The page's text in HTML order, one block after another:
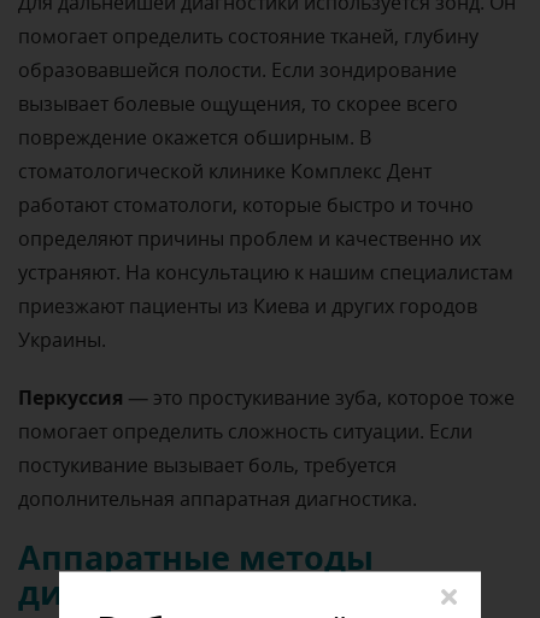
помогает определить состояние тканей, глубину
образовавшейся полости. Если зондирование
вызывает болевые ощущения, то скорее всего
повреждение окажется обширным. В
стоматологической клинике Комплекс Дент
работают стоматологи, которые быстро и точно
определяют причины проблем и качественно их
устраняют. На консультацию к нашим специалистам
приезжают пациенты из Киева и других городов
Украины.
Перкуссия — это простукивание зуба, которое тоже
помогает определить сложность ситуации. Если
постукивание вызывает боль, требуется
дополнительная аппаратная диагностика.
Аппаратные методы
диагностики кариеса